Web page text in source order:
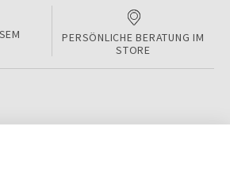
PERSÖNLICHE BERATUNG IM
STORE